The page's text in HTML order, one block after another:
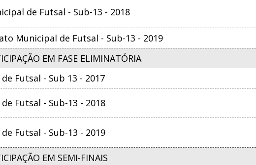
de Futsal - Sub-13 - 2018
Municipal de Futsal - Sub-13 - 2019
EM FASE ELIMINATÓRIA
Futsal - Sub 13 - 2017
Futsal - Sub-13 - 2018
Futsal - Sub-13 - 2019
EM SEMI-FINAIS